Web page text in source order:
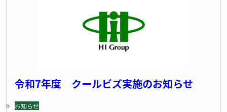
令和7年度 クールビズ実施のお知らせ
お知らせ